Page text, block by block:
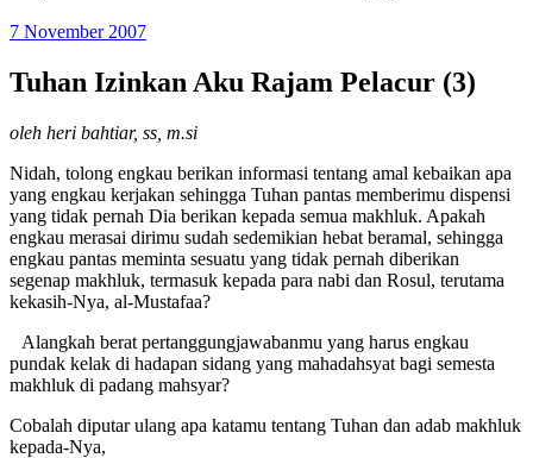
7 November 2007
Tuhan Izinkan Aku Rajam Pelacur (3)
oleh heri bahtiar, ss, m.si
Nidah, tolong engkau berikan informasi tentang amal kebaikan apa
yang engkau kerjakan sehingga Tuhan pantas memberimu dispensi
yang tidak pernah Dia berikan kepada semua makhluk. Apakah
engkau merasai dirimu sudah sedemikian hebat beramal, sehingga
engkau pantas meminta sesuatu yang tidak pernah diberikan
segenap makhluk, termasuk kepada para nabi dan Rosul, terutama
kekasih-Nya, al-Mustafaa?
Alangkah berat pertanggungjawabanmu yang harus engkau
pundak kelak di hadapan sidang yang mahadahsyat bagi semesta
makhluk di padang mahsyar?
Cobalah diputar ulang apa katamu tentang Tuhan dan adab makhluk
kepada-Nya,